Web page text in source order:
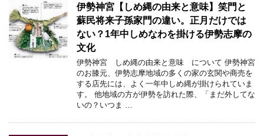
伊勢神宮【しめ縄の由来と意味】笑門と
蘇民将来子孫家門の違い。正月だけでは
ない？1年中しめなわを掛ける伊勢志摩の
文化
伊勢神宮 しめ縄の由来と意味 について 伊勢神宮
のお膝元、伊勢志摩地域の多くの家の玄関や商売を
する店先には、よく一年中しめ縄が掛けられていま
す。 他地域の方が伊勢を訪れた際、「まだ外してな
いの？いつま …